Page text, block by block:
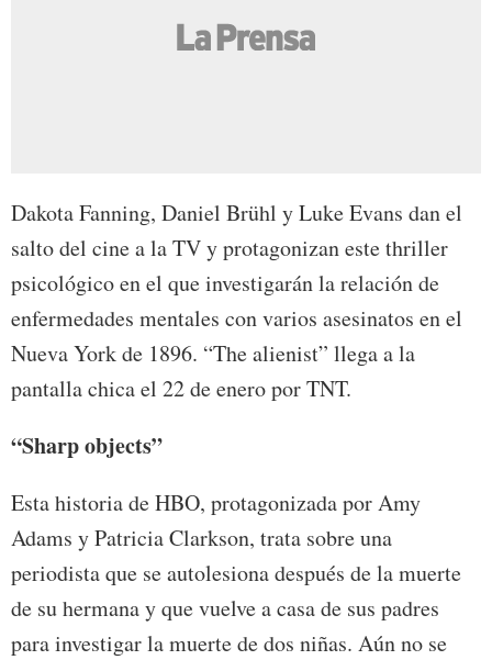
Dakota Fanning, Daniel Brühl y Luke Evans dan el
salto del cine a la TV y protagonizan este thriller
psicológico en el que investigarán la relación de
enfermedades mentales con varios asesinatos en el
Nueva York de 1896. “The alienist” llega a la
pantalla chica el 22 de enero por TNT.
“Sharp objects”
Esta historia de HBO, protagonizada por Amy
Adams y Patricia Clarkson, trata sobre una
periodista que se autolesiona después de la muerte
de su hermana y que vuelve a casa de sus padres
para investigar la muerte de dos niñas. Aún no se